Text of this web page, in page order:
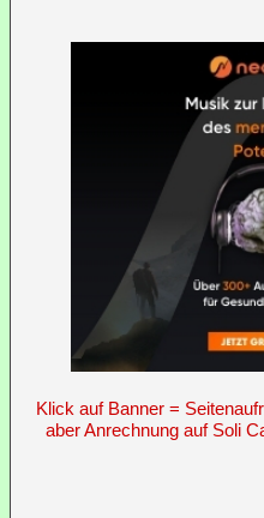
Klick auf Banner =
aber Anrechnung auf Soli